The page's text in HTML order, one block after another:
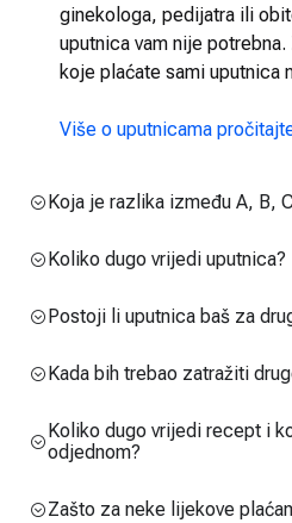
ginekologa, pedijatra ili
uputnica vam nije
koje plaćate sami uputnica
Više o uputnicama
Koja je razlika između A, B,
Koliko dugo vrijedi uputnica?
Postoji li uputnica baš za
Kada bih trebao zatražiti
Koliko dugo vrijedi recept i
odjednom?
Zašto za neke lijekove